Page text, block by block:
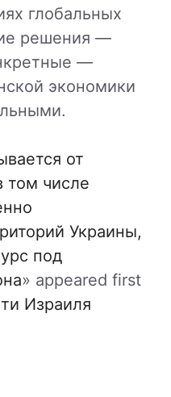
глобальных
решения —
—
экономики
от
том числе
Украины,
под
» appeared first
Израиля